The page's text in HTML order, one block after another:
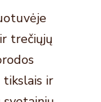
trečiųjų
tikslais ir